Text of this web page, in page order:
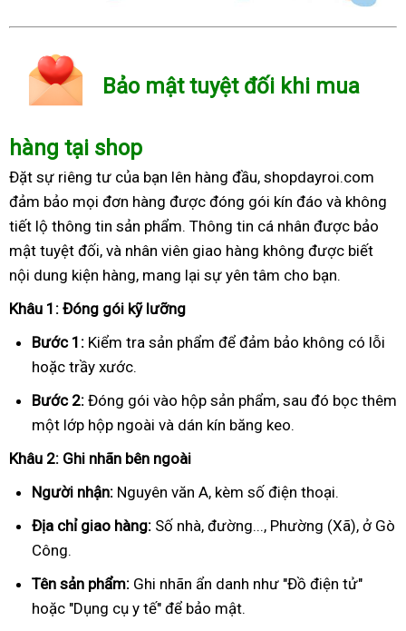
Bảo mật tuyệt đối khi mua
hàng tại shop
Đặt sự riêng tư của bạn lên hàng đầu, shopdayroi.com
đảm bảo mọi đơn hàng được đóng gói kín đáo và không
tiết lộ thông tin sản phẩm. Thông tin cá nhân được bảo
mật tuyệt đối, và nhân viên giao hàng không được biết
nội dung kiện hàng, mang lại sự yên tâm cho bạn.
Khâu 1: Đóng gói kỹ lưỡng
Bước 1: Kiểm tra sản phẩm để đảm bảo không có lỗi
hoặc trầy xước.
Bước 2: Đóng gói vào hộp sản phẩm, sau đó bọc thêm
một lớp hộp ngoài và dán kín băng keo.
Khâu 2: Ghi nhãn bên ngoài
Người nhận: Nguyên văn A, kèm số điện thoại.
Địa chỉ giao hàng: Số nhà, đường..., Phường (Xã), ở Gò
Công.
Tên sản phẩm: Ghi nhãn ẩn danh như "Đồ điện tử"
hoặc "Dụng cụ y tế" để bảo mật.